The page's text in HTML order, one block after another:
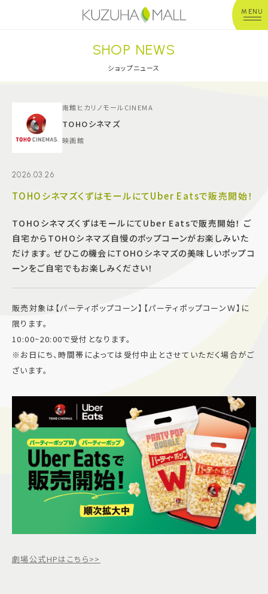
MENU
年中無休平 日：10:00~20:00
※店舗により異なる
ショップガイド
キッズ＆ベビー
施設案内
Follow US
SHOP NEWS
ショップニュース
南館ヒカリノモールCINEMA
TOHOシネマズ
映画館
2026.03.26
TOHOシネマズくずはモールにてUber Eatsで販売開始！
TOHOシネマズくずはモールにてUber Eatsで販売開始！ ご
自宅からTOHOシネマズ自慢のポップコーンがお楽しみいた
だけます。 ぜひこの機会にTOHOシネマズの美味しいポップコ
ーンをご自宅でもお楽しみください！
販売対象は【パーティポップコーン】【パーティポップコーンＷ】に
限ります。
10:00~20:00で受付となります。
※お日にち、時間帯によっては受付中止とさせていただく場合がご
ざいます。
劇場公式HPはこちら>>